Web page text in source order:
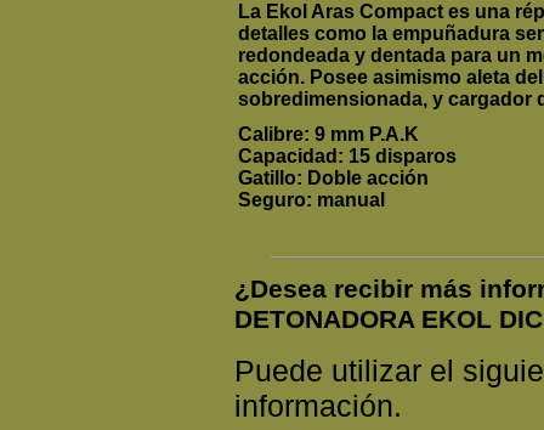
La Ekol Aras Compact es una
detalles como la empuñadura
redondeada y dentada para un
acción. Posee asimismo aleta
sobredimensionada, y cargador
Calibre: 9 mm P.A.K
Capacidad: 15 disparos
Gatillo: Doble acción
Seguro: manual
¿Desea recibir más
DETONADORA EKOL
Puede utilizar el
información.